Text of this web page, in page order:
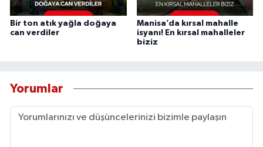
Bir ton atık yağla doğaya
can verdiler
Manisa’da kırsal mahalle
isyanı! En kırsal mahalleler
biziz
Yorumlar